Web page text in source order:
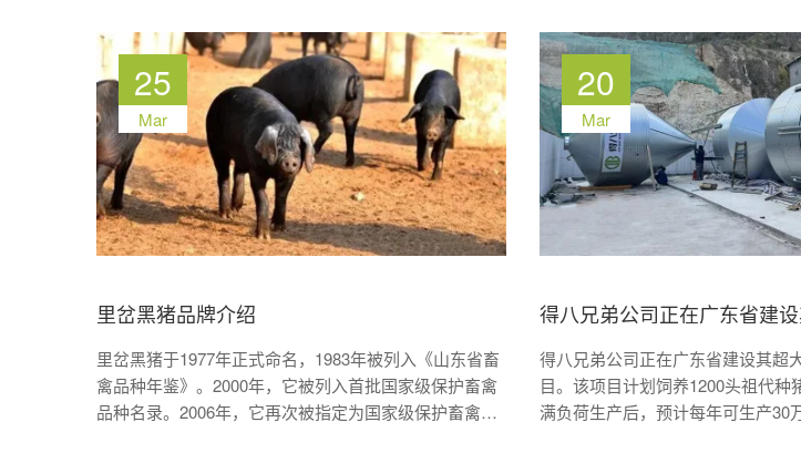
25
Mar
里岔黑猪品牌介绍
里岔黑猪于1977年正式命名，1983年被列入《山东省畜
禽品种年鉴》。2000年，它被列入首批国家级保护畜禽
品种名录。2006年，它再次被指定为国家级保护畜禽遗
20
Mar
得八兄弟公司正在广东省建设其超
目。该项目计划饲养1200头祖代种
满负荷生产后，预计每年可生产30